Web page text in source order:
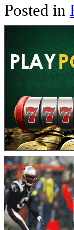
Posted in